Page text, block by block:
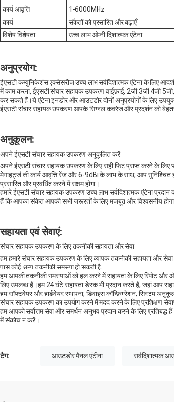
कार्य आवृत्ति
1-6000MHz
कार्य
संकेतों को प्रसारित और बढ़ाएँ
विशेष विशेषता
उच्च लाभ ओम्नी दिशात्मक एंटेना
अनुप्रयोग:
ईएसटी कम्युनिकेशंस एक्सेसरीज उच्च लाभ सर्वदिशात्मक एंटेना के लिए
में काम करना, ईएसटी संचार सहायक उपकरण वाईफ़ाई, 2जी 3जी 4जी
कर सकते हैं।ये एंटेना इनडोर और आउटडोर दोनों अनुप्रयोगों के लिए
ईएसटी संचार सहायक उपकरण आपके सिग्नल कवरेज और प्रदर्शन को बेहतर
अनुकूलन:
अपने ईएसटी संचार सहायक उपकरण अनुकूलित करें
अपने ईएसटी संचार सहायक उपकरण के लिए सही फिट प्राप्त करने के लिए
मेगाहर्ट्ज की कार्य आवृत्ति रेंज और 6-9dBi के लाभ के साथ, आप
प्रसारित और प्रवर्धित करने में सक्षम होगा।
हमारे ईएसटी संचार सहायक उपकरण उच्च लाभ सर्वदिशात्मक एंटेना
हैं कि आपका संकेत आपकी सभी जरूरतों के लिए मजबूत और विश्वसनीय होगा.
सहायता एवं सेवाएं:
संचार सहायक उपकरण के लिए तकनीकी सहायता और सेवा
हम हमारे संचार सहायक उपकरण के लिए व्यापक तकनीकी सहायता और
पास कोई अन्य तकनीकी समस्या हो सकती है.
हम आपकी तकनीकी समस्याओं को हल करने में सहायता के लिए रिमोट और
लिए उपलब्ध हैं।हम 24 घंटे सहायता डेस्क भी प्रदान करते हैं, जहां आप
हम सॉफ्टवेयर और हार्डवेयर स्थापना, डिवाइस कॉन्फ़िगरेशन, सिस्टम
संचार सहायक उपकरण का उपयोग करने में मदद करने के लिए प्रशिक्षण
हम आपको सर्वोत्तम सेवा और समर्थन अनुभव प्रदान करने के लिए
में संकोच न करें।
टैग: आउटडोर पैनल एंटीना सर्वदिशात्मक